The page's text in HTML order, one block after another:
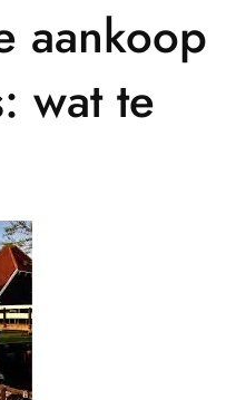
aankoop
wat te